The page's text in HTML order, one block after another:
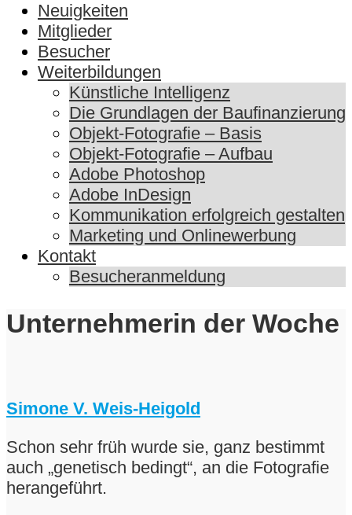
Neuigkeiten
Mitglieder
Besucher
Weiterbildungen
Künstliche Intelligenz
Die Grundlagen der Baufinanzierung
Objekt-Fotografie – Basis
Objekt-Fotografie – Aufbau
Adobe Photoshop
Adobe InDesign
Kommunikation erfolgreich gestalten
Marketing und Onlinewerbung
Kontakt
Besucheranmeldung
Unternehmerin der Woche
Simone V. Weis-Heigold
Schon sehr früh wurde sie, ganz bestimmt
auch „genetisch bedingt“, an die Fotografie
herangeführt.